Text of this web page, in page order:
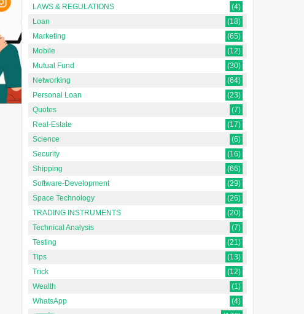
LAWS & REGULATIONS
(4)
Loan
(18)
Marketing
(65)
Mobile
(12)
Mutual Fund
(30)
Networking
(64)
Personal Loan
(23)
Quotes
(7)
Real-Estate
(17)
Science
(6)
Security
(16)
Shipping
(66)
Software-Development
(29)
Space Technology
(26)
TRADING INSTRUMENTS
(20)
Technical Analysis
(7)
Testing
(21)
Tips
(13)
Trick
(12)
Wealth
(1)
WhatsApp
(4)